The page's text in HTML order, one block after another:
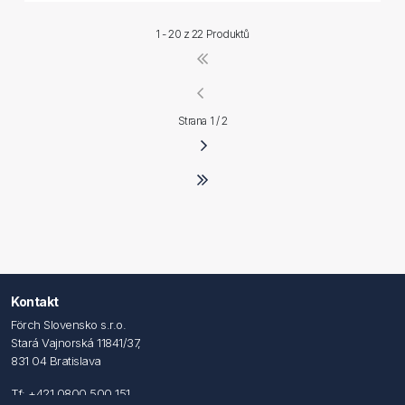
1 - 20 z22 Produktů
Strana 1 / 2
Kontakt
Förch Slovensko s.r.o.
Stará Vajnorská 11841/37,
831 04 Bratislava
Tf: +421 0800 500 151